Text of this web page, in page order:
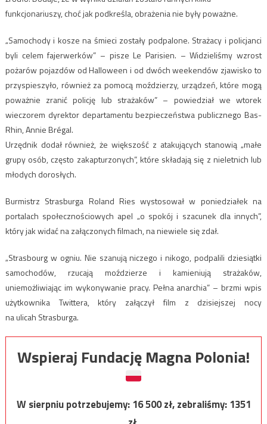
funkcjonariuszy, choć jak podkreśla, obrażenia nie były poważne.
„Samochody i kosze na śmieci zostały podpalone. Strażacy i policjanci
byli celem fajerwerków” – pisze Le Parisien. – Widzieliśmy wzrost
pożarów pojazdów od Halloween i od dwóch weekendów zjawisko to
przyspieszyło, również za pomocą moździerzy, urządzeń, które mogą
poważnie zranić policję lub strażaków” – powiedział we wtorek
wieczorem dyrektor departamentu bezpieczeństwa publicznego Bas-
Rhin, Annie Brégal.
Urzędnik dodał również, że większość z atakujących stanowią „małe
grupy osób, często zakapturzonych”, które składają się z nieletnich lub
młodych dorosłych.
Burmistrz Strasburga Roland Ries wystosował w poniedziałek na
portalach społecznościowych apel „o spokój i szacunek dla innych”,
który jak widać na załączonych filmach, na niewiele się zdał.
„Strasbourg w ogniu. Nie szanują niczego i nikogo, podpalili dziesiątki
samochodów, rzucają moździerze i kamieniują strażaków,
uniemożliwiając im wykonywanie pracy. Pełna anarchia” – brzmi wpis
użytkownika Twittera, który załączył film z dzisiejszej nocy
na ulicah Strasburga.
Wspieraj Fundację Magna Polonia!
W sierpniu potrzebujemy:16 500zł, zebraliśmy:1351